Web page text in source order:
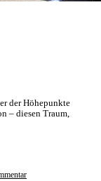
der Höhepunkte
– diesen Traum,